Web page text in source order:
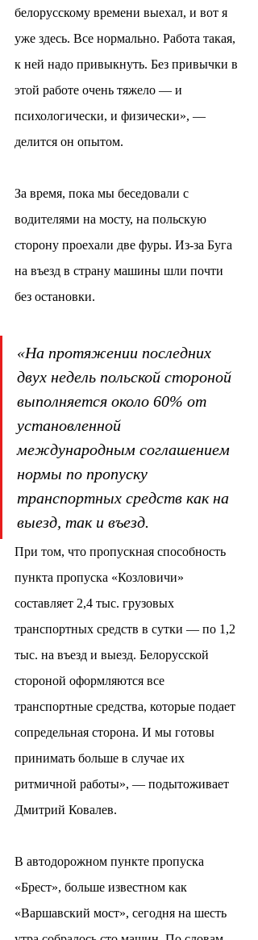
белорусскому времени выехал, и вот я
уже здесь. Все нормально. Работа такая,
к ней надо привыкнуть. Без привычки в
этой работе очень тяжело — и
психологически, и физически», —
делится он опытом.
За время, пока мы беседовали с
водителями на мосту, на польскую
сторону проехали две фуры. Из-за Буга
на въезд в страну машины шли почти
без остановки.
«На протяжении последних
двух недель польской стороной
выполняется около 60% от
установленной
международным соглашением
нормы по пропуску
транспортных средств как на
выезд, так и въезд.
При том, что пропускная способность
пункта пропуска «Козловичи»
составляет 2,4 тыс. грузовых
транспортных средств в сутки — по 1,2
тыс. на въезд и выезд. Белорусской
стороной оформляются все
транспортные средства, которые подает
сопредельная сторона. И мы готовы
принимать больше в случае их
ритмичной работы», — подытоживает
Дмитрий Ковалев.
В автодорожном пункте пропуска
«Брест», больше известном как
«Варшавский мост», сегодня на шесть